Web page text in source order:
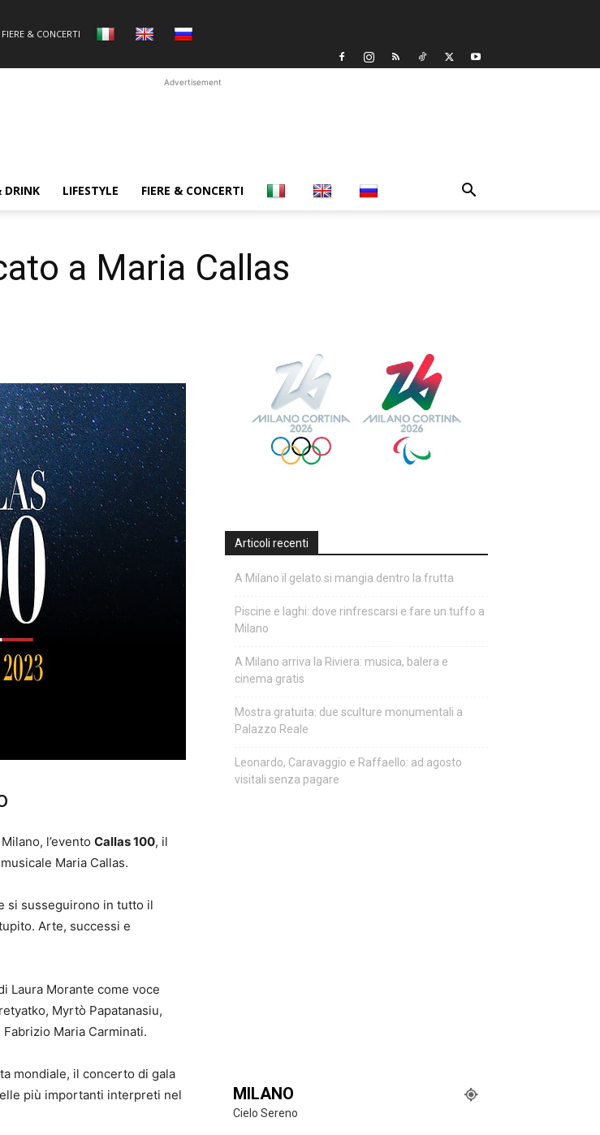
FIERE & CONCERTI
Advertisement
DRINK LIFESTYLE FIERE & CONCERTI
a Maria Callas
l’evento Callas 100, il
Maria Callas.
si susseguirono in tutto il
Arte, successi e
Laura Morante come voce
Myrtò Papatanasiu,
Maria Carminati.
mondiale, il concerto di gala
più importanti interpreti nel
Articoli recenti
A Milano il gelato si mangia dentro la frutta
Piscine e laghi: dove rinfrescarsi e fare un tuffo a
Milano
A Milano arriva la Riviera: musica, balera e
cinema gratis
Mostra gratuita: due sculture monumentali a
Palazzo Reale
Leonardo, Caravaggio e Raffaello: ad agosto
visitali senza pagare
MILANO
Cielo Sereno